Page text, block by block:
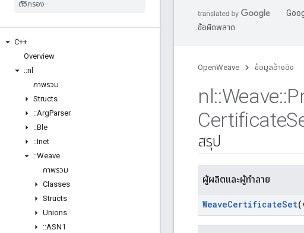
C++
Overview
::nl
ภาพรวม
Structs
::ArgParser
::Ble
::Inet
::Weave
ภาพรวม
Classes
Structs
Unions
::ASN1
ข้อผิดพลาด
OpenWeave ข้อมูลอ้างอิง
nl::Weave::
Certificate
สรุป
ผู้ผลิตและผู้ทำลาย
WeaveCertificateSet